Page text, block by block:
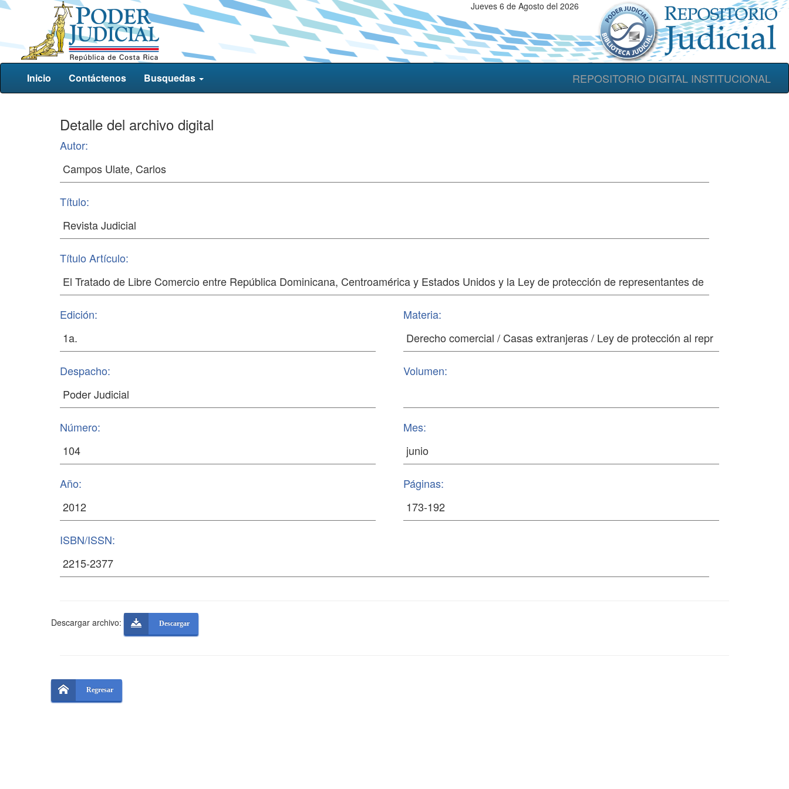
Jueves 6 de Agosto del 2026
REPOSITORIO DIGITAL INSTITUCIONAL
Inicio Contáctenos Busquedas
Detalle del archivo digital
Autor:
Título:
Título Artículo:
Edición: Materia:
Despacho: Volumen:
Número: Mes:
Año: Páginas:
ISBN/ISSN:
Descargar archivo: Descargar
Regresar